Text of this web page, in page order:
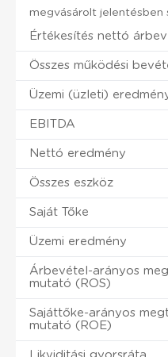
megvásárolt jelentésben
Értékesítés nettó
Összes működési
Üzemi (üzleti)
EBITDA
Nettó eredmény
Összes eszköz
Saját Tőke
Üzemi eredmény
Árbevétel-arányos
mutató (ROS)
Sajáttőke-arányos
mutató (ROE)